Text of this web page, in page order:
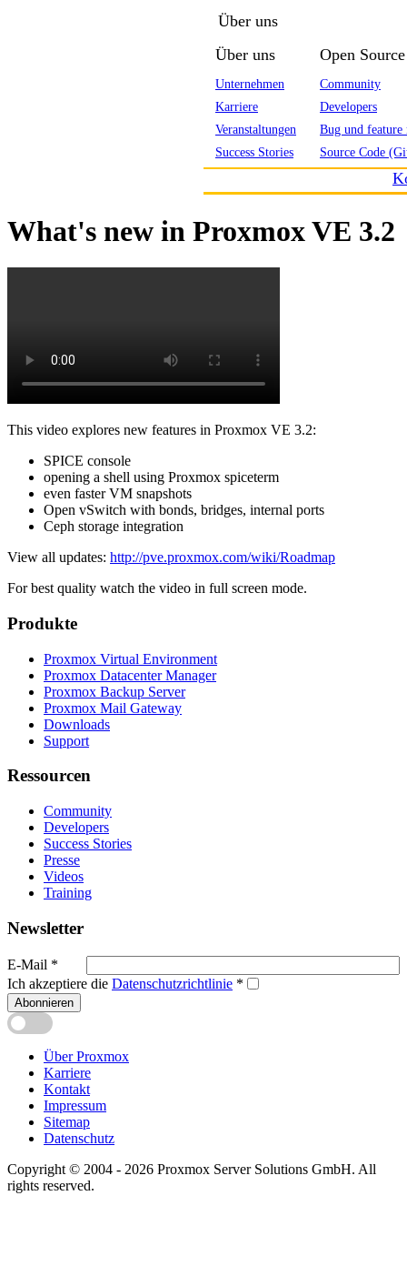
Über uns
Über uns
Unternehmen
Karriere
Veranstaltungen
Success Stories
Open Source
Community
Developers
Bug und feature
Source Code
What's new in Proxmox VE 3.2
This video explores new features in Proxmox VE 3.2:
SPICE console
opening a shell using Proxmox spiceterm
even faster VM snapshots
Open vSwitch with bonds, bridges, internal ports
Ceph storage integration
View all updates: http://pve.proxmox.com/wiki/Roadmap
For best quality watch the video in full screen mode.
Produkte
Proxmox Virtual Environment
Proxmox Datacenter Manager
Proxmox Backup Server
Proxmox Mail Gateway
Downloads
Support
Ressourcen
Community
Developers
Success Stories
Presse
Videos
Training
Newsletter
E-Mail *
Ich akzeptiere die Datenschutzrichtlinie *
Abonnieren
Über Proxmox
Karriere
Kontakt
Impressum
Sitemap
Datenschutz
Copyright © 2004 - 2026 Proxmox Server Solutions GmbH. All
rights reserved.